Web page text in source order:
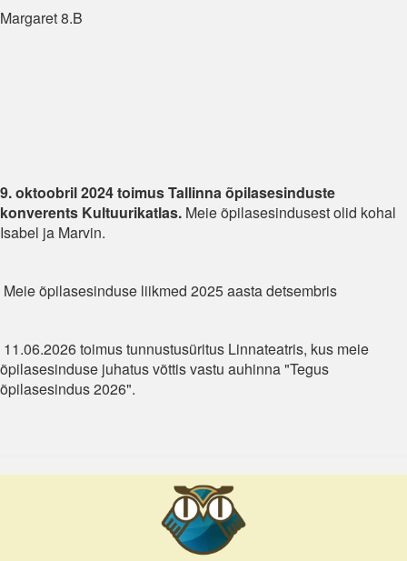
Margaret 8.B
9. oktoobril 2024 toimus Tallinna õpilasesinduste
konverents Kultuurikatlas. Meie õpilasesindusest olid kohal
Isabel ja Marvin.
Meie õpilasesinduse liikmed 2025 aasta detsembris
11.06.2026 toimus tunnustusüritus Linnateatris, kus meie
õpilasesinduse juhatus võttis vastu auhinna "Tegus
õpilasesindus 2026".